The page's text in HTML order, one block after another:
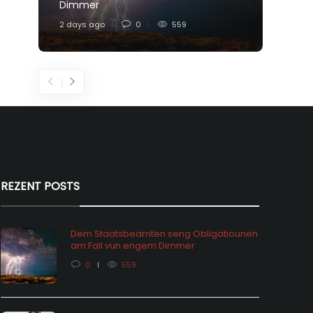
Dimmer
2 days ago 0 559
REZENT POSTS
Dem Staatsbeamten seng Obligatiounen
am Fall vun engem Dimmer
0 559